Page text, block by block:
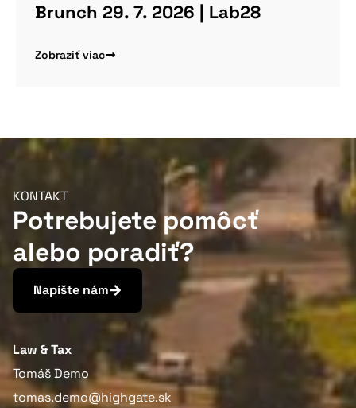
Brunch 29. 7. 2026 | Lab28
Zobraziť viac
KONTAKT
Potrebujete pomôcť
alebo poradiť?
Napíšte nám
Law & Tax
Tomáš Demo
tomas.demo@highgate.sk